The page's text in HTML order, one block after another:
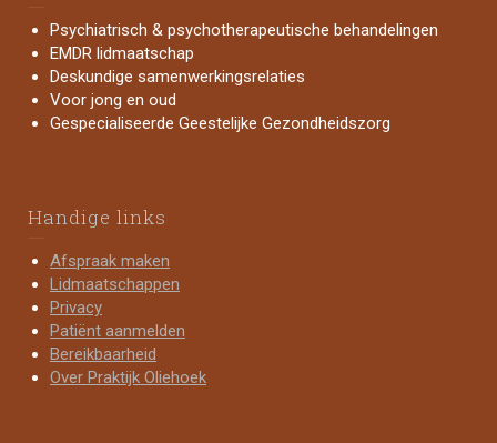
Psychiatrisch & psychotherapeutische behandelingen
EMDR lidmaatschap
Deskundige samenwerkingsrelaties
Voor jong en oud
Gespecialiseerde Geestelijke Gezondheidszorg
Handige links
Afspraak maken
Lidmaatschappen
Privacy
Patiënt aanmelden
Bereikbaarheid
Over Praktijk Oliehoek